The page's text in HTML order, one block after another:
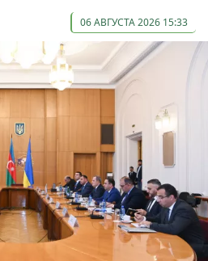
06 АВГУСТА 2026 15:33